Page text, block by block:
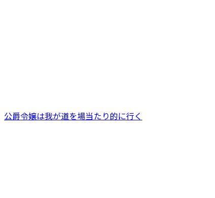
公爵令嬢は我が道を場当たり的に行く